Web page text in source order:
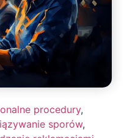
procedury,
sporów,